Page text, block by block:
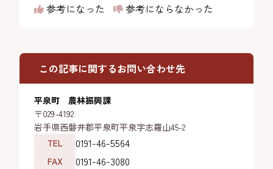
参考になった
参考にならなかった
この記事に関するお問い合わせ先
平泉町 農林振興課
〒029-4192
岩手県西磐井郡平泉町平泉字志羅山45-2
TEL
0191-46-5564
FAX 0191-46-3080